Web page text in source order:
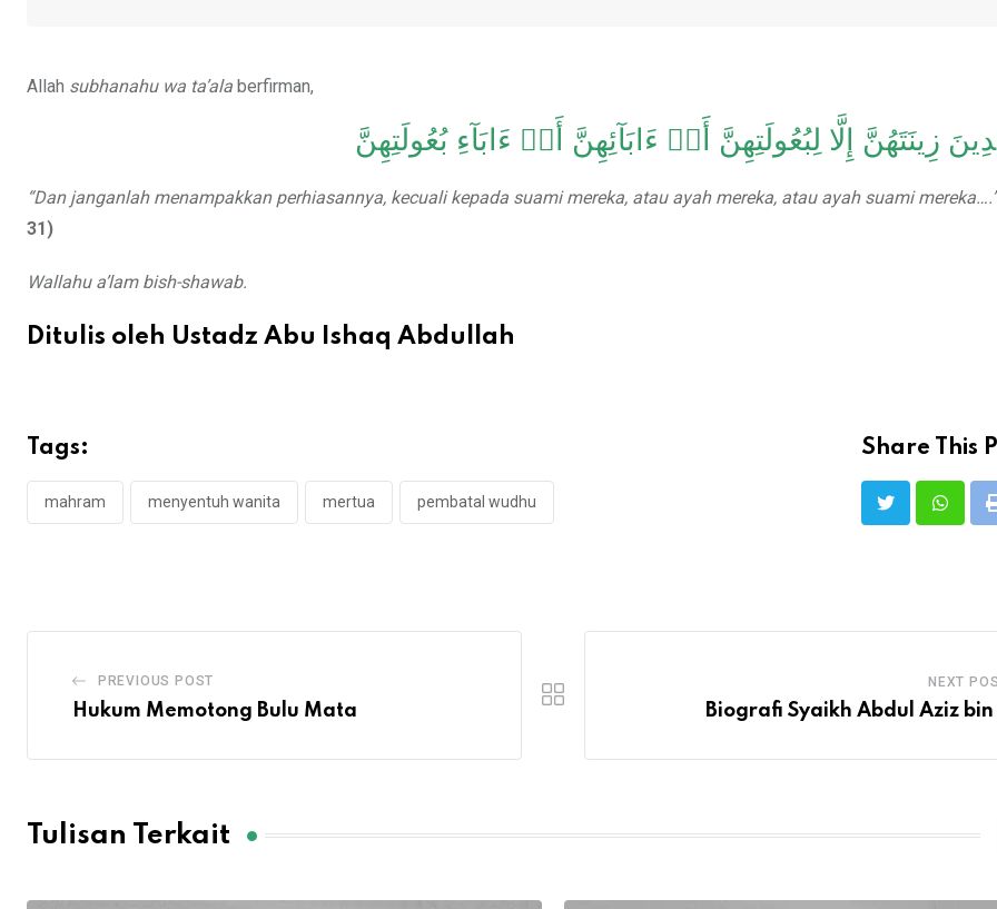
Allah subhanahu wa ta’ala berfirman,
زِينَتَهُنَّ إِلَّا لِبُعُولَتِهِنَّ أَوۡ ءَابَآئِهِنَّ أَوۡ ءَابَآءِ بُعُولَتِهِنَّ
“Dan janganlah menampakkan perhiasannya, kecuali kepada suami mereka, atau ayah mereka, atau ayah suami mereka….”
31)
Wallahu a’lam bish-shawab.
Ditulis oleh Ustadz Abu Ishaq Abdullah
Tags:
mahram menyentuh wanita mertua pembatal wudhu
Share This
PREVIOUS POST
Hukum Memotong Bulu Mata
NEXT
Biografi Syaikh Abdul Aziz bin
Tulisan Terkait